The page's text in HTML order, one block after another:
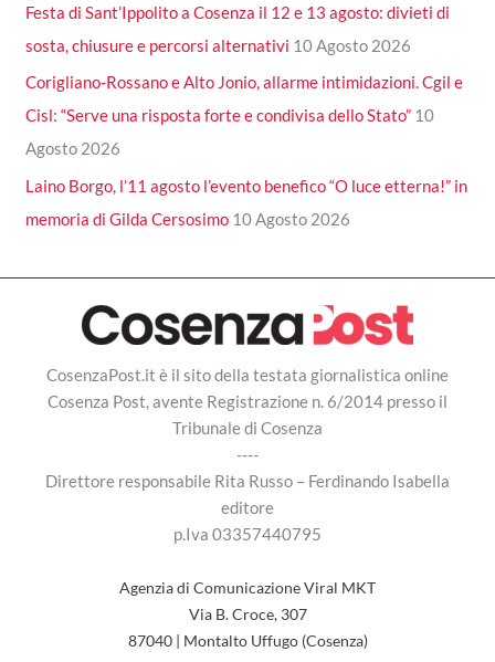
Festa di Sant’Ippolito a Cosenza il 12 e 13 agosto: divieti di
sosta, chiusure e percorsi alternativi 10 Agosto 2026
Corigliano-Rossano e Alto Jonio, allarme intimidazioni. Cgil e
Cisl: “Serve una risposta forte e condivisa dello Stato” 10
Agosto 2026
Laino Borgo, l’11 agosto l’evento benefico “O luce etterna!” in
memoria di Gilda Cersosimo 10 Agosto 2026
CosenzaPost.it è il sito della testata giornalistica online
Cosenza Post, avente Registrazione n. 6/2014 presso il
Tribunale di Cosenza
----
Direttore responsabile Rita Russo – Ferdinando Isabella
editore
p.Iva 03357440795
Agenzia di Comunicazione Viral MKT
Via B. Croce, 307
87040 | Montalto Uffugo (Cosenza)